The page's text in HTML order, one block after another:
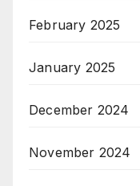
February 2025
January 2025
December 2024
November 2024